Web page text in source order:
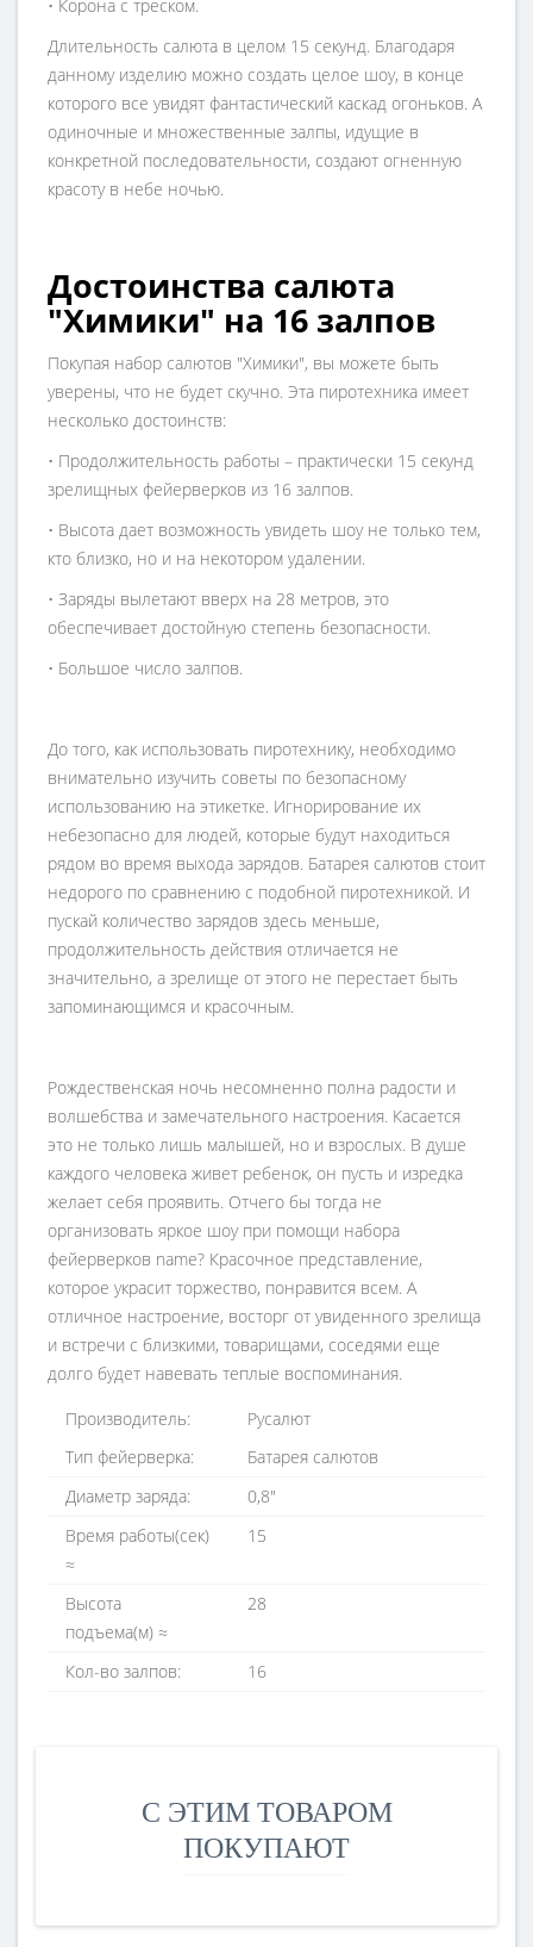
• Корона с треском.
Длительность салюта в целом 15 секунд. Благодаря
данному изделию можно создать целое шоу, в конце
которого все увидят фантастический каскад огоньков. А
одиночные и множественные залпы, идущие в
конкретной последовательности, создают огненную
красоту в небе ночью.
Достоинства салюта
"Химики" на 16 залпов
Покупая набор салютов "Химики", вы можете быть
уверены, что не будет скучно. Эта пиротехника имеет
несколько достоинств:
• Продолжительность работы – практически 15 секунд
зрелищных фейерверков из 16 залпов.
• Высота дает возможность увидеть шоу не только тем,
кто близко, но и на некотором удалении.
• Заряды вылетают вверх на 28 метров, это
обеспечивает достойную степень безопасности.
• Большое число залпов.
До того, как использовать пиротехнику, необходимо
внимательно изучить советы по безопасному
использованию на этикетке. Игнорирование их
небезопасно для людей, которые будут находиться
рядом во время выхода зарядов. Батарея салютов стоит
недорого по сравнению с подобной пиротехникой. И
пускай количество зарядов здесь меньше,
продолжительность действия отличается не
значительно, а зрелище от этого не перестает быть
запоминающимся и красочным.
Рождественская ночь несомненно полна радости и
волшебства и замечательного настроения. Касается
это не только лишь малышей, но и взрослых. В душе
каждого человека живет ребенок, он пусть и изредка
желает себя проявить. Отчего бы тогда не
организовать яркое шоу при помощи набора
фейерверков name? Красочное представление,
которое украсит торжество, понравится всем. А
отличное настроение, восторг от увиденного зрелища
и встречи с близкими, товарищами, соседями еще
долго будет навевать теплые воспоминания.
Производитель:
Русалют
Тип фейерверка:
Батарея салютов
Диаметр заряда:
0,8"
Время работы(ceк)
≈
15
Высота
подъема(м) ≈
28
Кол-во залпов: 16
С ЭТИМ ТОВАРОМ
ПОКУПАЮТ